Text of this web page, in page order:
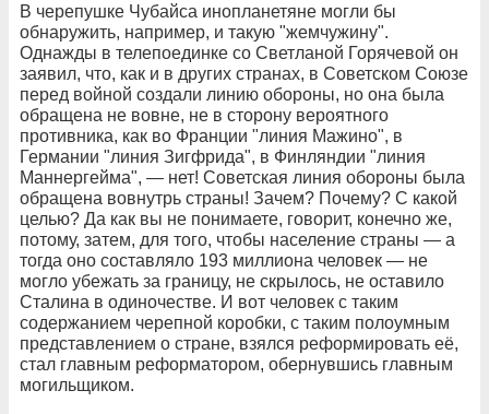
В черепушке Чубайса инопланетяне могли бы
обнаружить, например, и такую "жемчужину".
Однажды в телепоединке со Светланой Горячевой он
заявил, что, как и в других странах, в Советском Союзе
перед войной создали линию обороны, но она была
обращена не вовне, не в сторону вероятного
противника, как во Франции "линия Мажино", в
Германии "линия Зигфрида", в Финляндии "линия
Маннергейма", — нет! Советская линия обороны была
обращена вовнутрь страны! Зачем? Почему? С какой
целью? Да как вы не понимаете, говорит, конечно же,
потому, затем, для того, чтобы население страны — а
тогда оно составляло 193 миллиона человек — не
могло убежать за границу, не скрылось, не оставило
Сталина в одиночестве. И вот человек с таким
содержанием черепной коробки, с таким полоумным
представлением о стране, взялся реформировать её,
стал главным реформатором, обернувшись главным
могильщиком.